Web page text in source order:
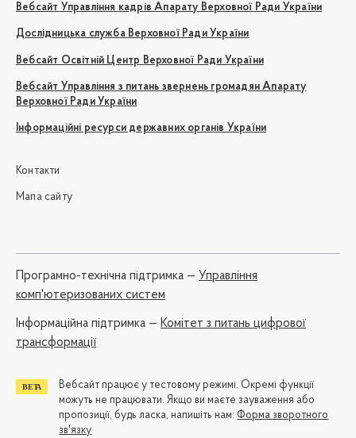
Вебсайт Управління кадрів Апарату Верховної Ради України
Дослідницька служба Верховної Ради України
Вебсайт Освітній Центр Верховної Ради України
Вебсайт Управління з питань звернень громадян Апарату
Верховної Ради України
Інформаційні ресурси державних органів України
Контакти
Мапа сайту
Програмно-технічна підтримка — Управління
комп'ютеризованих систем
Iнформаційна підтримка — Комітет з питань цифрової
трансформації
Вебсайт працює у тестовому режимі. Окремі функції
можуть не працювати. Якщо ви маєте зауваження або
пропозиції, будь ласка, напишіть нам: Форма зворотного
зв'язку